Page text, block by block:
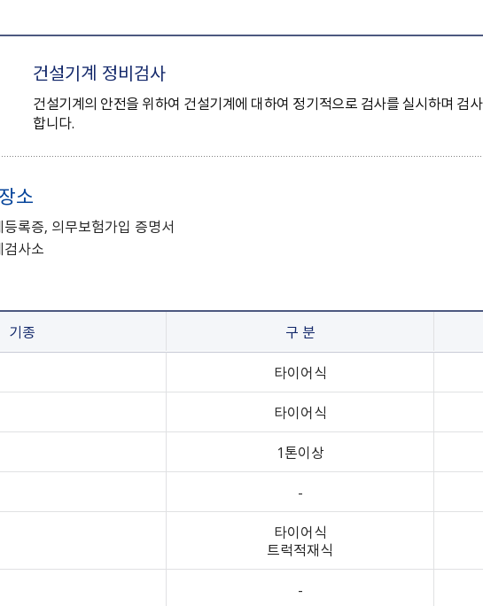
건설기계 정비검사
건설기계의 안전을 위하여 건설기계에 대하여 정기적으로 검사를 실시하며 검
합니다.
소
록증, 의무보험가입 증명서
사소
기종 구 분
타이어식
타이어식
1톤이상
-
타이어식
트럭적재식
-